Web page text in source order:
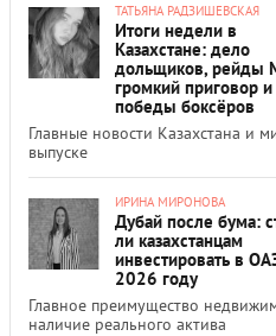
ТАТЬЯНА РАДЗИШЕВСКАЯ
Итоги недели в
Казахстане: дело
дольщиков, рейды
громкий приговор и
победы боксёров
Главные новости Казахстана и
выпуске
ИРИНА МИРОНОВА
Дубай после бума:
ли казахстанцам
инвестировать в
2026 году
Главное преимущество
наличие реального актива